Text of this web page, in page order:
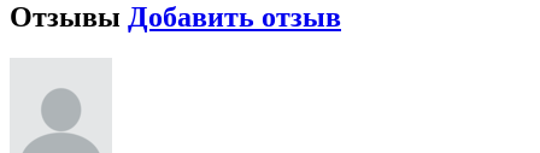
Отзывы Добавить отзыв